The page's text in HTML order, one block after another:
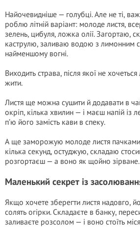
Найочевидніше — голубці. Але не ті,
роблю літній варіант: молоде листя,
зелень, цибуля, ложка олії. Загортаю,
каструлю, заливаю водою з лимонним
найменшому вогні.
Виходить страва, після якої не
жити.
Листя ще можна сушити й додавати в
окріп, кілька хвилин — і маєш напій із
п’ю його замість кави в спеку.
А ще заморожую молоде листя
кілька секунд, остуджую, складаю
розгортаєш — а воно як щойно зірване.
Маленький секрет із
Якщо хочете зберегти листя надовго,
солять огірки. Складаєте в банку,
заливаєте розсолом — і воно стоїть